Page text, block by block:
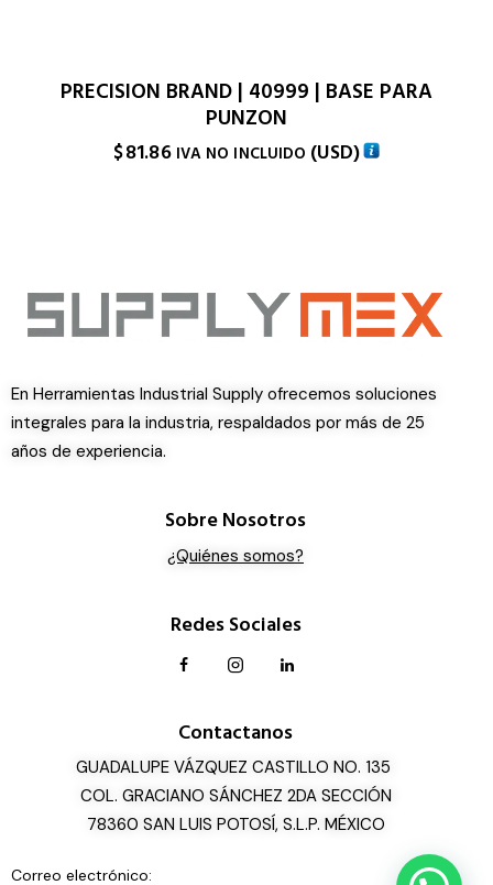
PRECISION BRAND | 40999 | BASE PARA
PUNZON
$81.86 IVA NO INCLUIDO (USD)
En Herramientas Industrial Supply ofrecemos soluciones
integrales para la industria, respaldados por más de 25
años de experiencia.
Sobre Nosotros
¿Quiénes somos?
Redes Sociales
Contactanos
GUADALUPE VÁZQUEZ CASTILLO NO. 135
COL. GRACIANO SÁNCHEZ 2DA SECCIÓN
78360 SAN LUIS POTOSÍ, S.L.P. MÉXICO
Correo electrónico: